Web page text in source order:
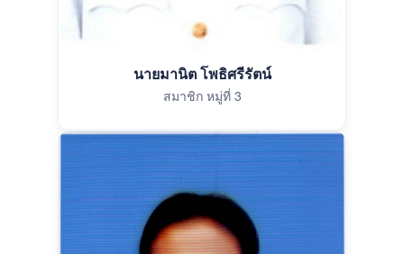
นายมานิต โพธิศรีรัตน์
สมาชิก หมู่ที่ 3